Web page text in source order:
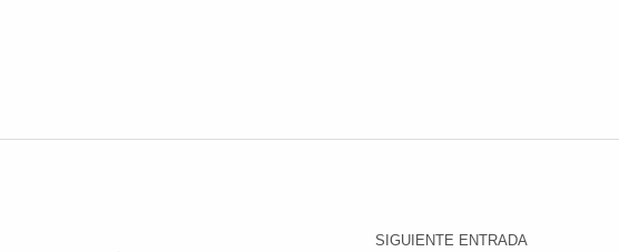
SIGUIENTE ENTRADA